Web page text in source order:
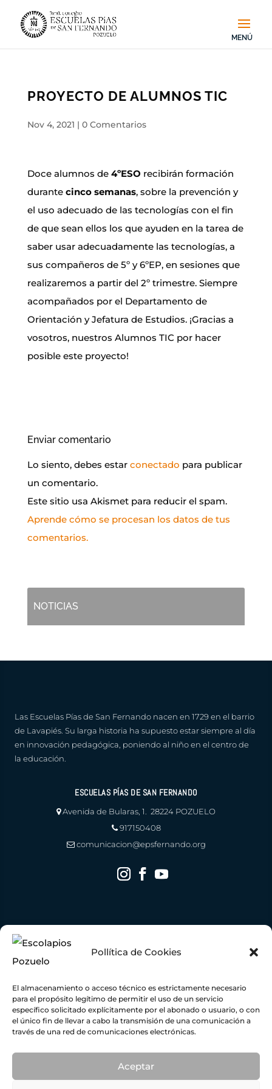
Pollítica de Cookies
El almacenamiento o acceso técnico es estrictamente necesario
para el propósito legítimo de permitir el uso de un servicio
específico solicitado explícitamente por el abonado o usuario, o con
el único fin de llevar a cabo la transmisión de una comunicación a
través de una red de comunicaciones electrónicas.
Aceptar
PROYECTO DE ALUMNOS TIC
Nov 4, 2021 | 0 Comentarios
Doce alumnos de 4ºESO recibirán formación
durante cinco semanas, sobre la prevención y
el uso adecuado de las tecnologías con el fin
de que sean ellos los que ayuden en la tarea de
saber usar adecuadamente las tecnologías, a
sus compañeros de 5º y 6ºEP, en sesiones que
realizaremos a partir del 2º trimestre. Siempre
acompañados por el Departamento de
Orientación y Jefatura de Estudios. ¡Gracias a
vosotros, nuestros Alumnos TIC por hacer
posible este proyecto!
Enviar comentario
Lo siento, debes estar conectado para publicar
un comentario.
Este sitio usa Akismet para reducir el spam.
Aprende cómo se procesan los datos de tus
comentarios.
NOTICIAS
Las Escuelas Pías de San Fernando nacen en 1729 en el barrio
de Lavapiés. Su larga historia ha supuesto estar siempre al día
en innovación pedagógica, poniendo al niño en el centro de
la educación.
ESCUELAS PÍAS DE SAN FERNANDO
Avenida de Bularas, 1. 28224 POZUELO
917150408
comunicacion@epsfernando.org
Escuelas Pías de San Fernando ha recibido una ayuda de la Unión Europea con cargo al
excedente109,45KWP con una inversión total de78.919,00 €y una ayuda concedida por
almacenamiento, con fuentes de energía renovable, así como la implantación de sistemas